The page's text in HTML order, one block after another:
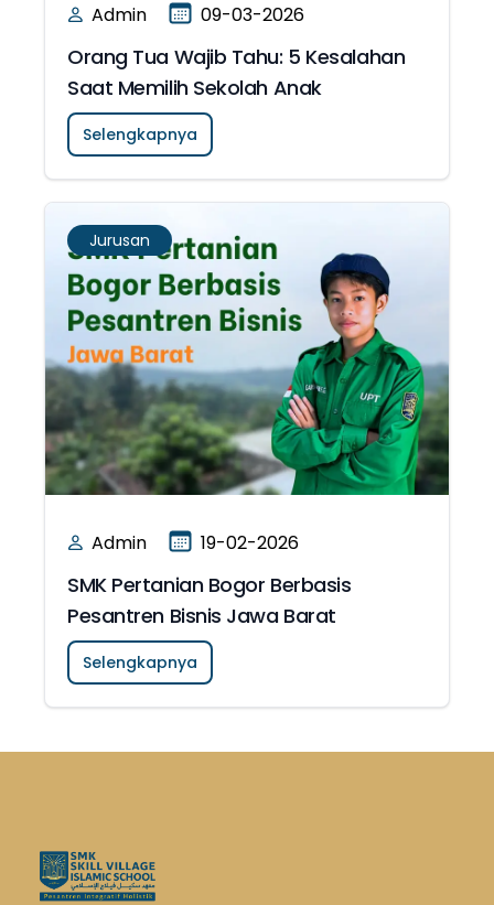
Admin 09-03-2026
Orang Tua Wajib Tahu: 5 Kesalahan
Saat Memilih Sekolah Anak
Selengkapnya
Jurusan
Admin 19-02-2026
SMK Pertanian Bogor Berbasis
Pesantren Bisnis Jawa Barat
Selengkapnya